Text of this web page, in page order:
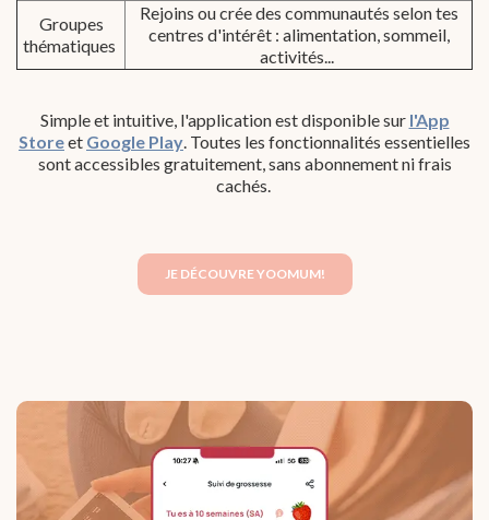
Groupes
thématiques
Rejoins ou crée des communautés selon tes
centres d'intérêt : alimentation, sommeil,
activités...
Simple et intuitive, l'application est disponible sur l'App
Storeet Google Play. Toutes les fonctionnalités essentielles
sont accessibles gratuitement, sans abonnement ni frais
cachés.
JE DÉCOUVRE YOOMUM!